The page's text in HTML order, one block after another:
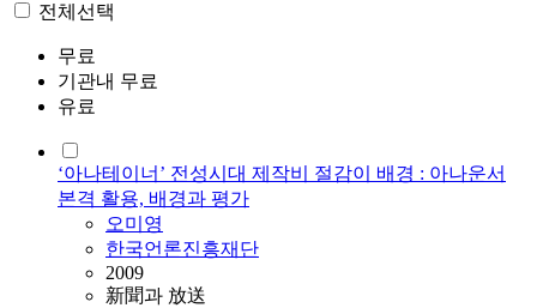
전체선택
무료
기관내 무료
유료
‘아나테이너’ 전성시대 제작비 절감이 배경 : 아나운서
본격 활용, 배경과 평가
오미영
한국언론진흥재단
2009
新聞과 放送